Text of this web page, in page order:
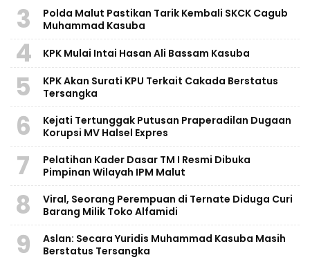
3
Polda Malut Pastikan Tarik Kembali SKCK Cagub
Muhammad Kasuba
4 KPK Mulai Intai Hasan Ali Bassam Kasuba
5
KPK Akan Surati KPU Terkait Cakada Berstatus
Tersangka
6
Kejati Tertunggak Putusan Praperadilan Dugaan
Korupsi MV Halsel Expres
7
Pelatihan Kader Dasar TM I Resmi Dibuka
Pimpinan Wilayah IPM Malut
8
Viral, Seorang Perempuan di Ternate Diduga Curi
Barang Milik Toko Alfamidi
9
Aslan: Secara Yuridis Muhammad Kasuba Masih
Berstatus Tersangka